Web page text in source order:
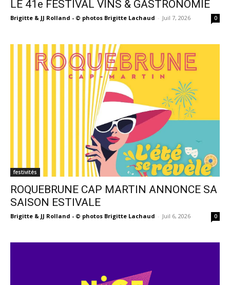
LE 41e FESTIVAL VINS & GASTRONOMIE
Brigitte & JJ Rolland - © photos Brigitte Lachaud - Juil 7, 2026 0
festivités
ROQUEBRUNE CAP MARTIN ANNONCE SA
SAISON ESTIVALE
Brigitte & JJ Rolland - © photos Brigitte Lachaud - Juil 6, 2026 0